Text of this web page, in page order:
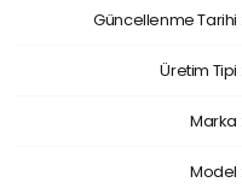
Güncellenme Tarihi :
Üretim Tipi :
Marka :
Model :